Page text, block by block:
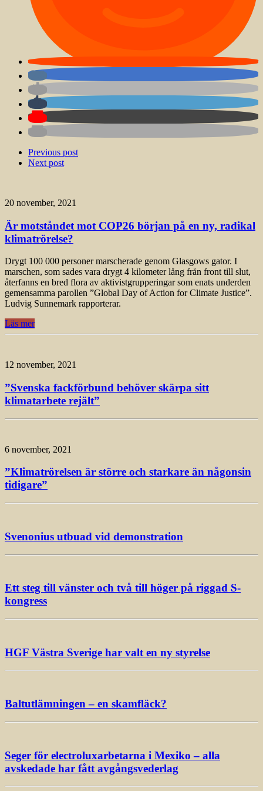
Previous post
Next post
20 november, 2021
Är motståndet mot COP26 början på en ny, radikal
klimatrörelse?
Drygt 100 000 personer marscherade genom Glasgows gator. I
marschen, som sades vara drygt 4 kilometer lång från front till slut,
återfanns en bred flora av aktivistgrupperingar som enats underden
gemensamma parollen ”Global Day of Action for Climate Justice”.
Ludvig Sunnemark rapporterar.
Läs mer
12 november, 2021
”Svenska fackförbund behöver skärpa sitt
klimatarbete rejält”
6 november, 2021
”Klimatrörelsen är större och starkare än någonsin
tidigare”
Svenonius utbuad vid demonstration
Ett steg till vänster och två till höger på riggad S-
kongress
HGF Västra Sverige har valt en ny styrelse
Baltutlämningen – en skamfläck?
Seger för electroluxarbetarna i Mexiko – alla
avskedade har fått avgångsvederlag